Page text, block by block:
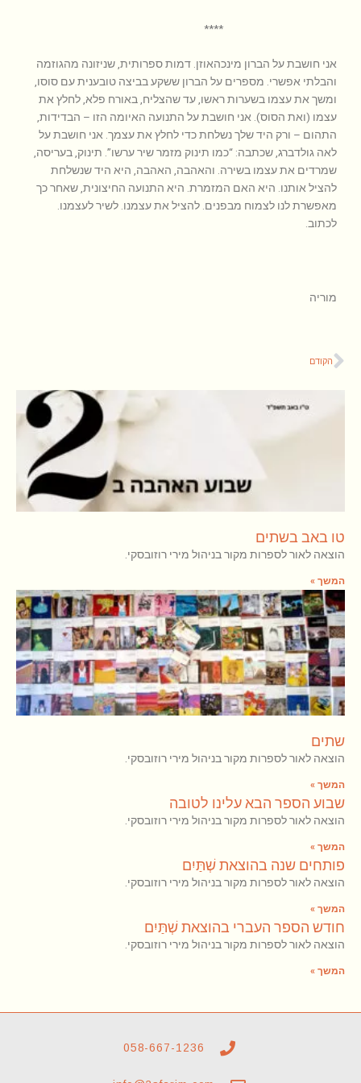
****
אני חושבת על הברון מינכהאוזן. דמות ספרותית, שניזונה מהגוזמה
והבלתי אפשרי. מספרים על הברון ששקע בביצה טובענית עם סוסו,
ומשך את עצמו בשערות ראשו, עד שהצליח, באורח פלא, לחלץ את
עצמו (ואת הסוס). אני חושבת על התנועה האיומה הזו – הבדידות,
התהום – ורק היד שלך נשלחת כדי לחלץ את עצמך. אני חושבת על
לאה גולדברג, שכתבה: “כמו תינוק מזמר שיר ערשו”. תינוק, בעריסה,
שמרדים את עצמו בשירה. והאהבה, האהבה, היא היד שנשלחת
להציל אותנו. היא האם המזמרת. היא התנועה החיצונית, שאחר כך
מאפשרת לנו לצמוח מבפנים. להציל את עצמנו. לשיר לעצמנו.
לכתוב.
מוריה
קודם
הקודם
טו באב בשתים
הוצאה לאור לספרות מקור בניהול מירי רוזובסקי.
המשך »
שתים
הוצאה לאור לספרות מקור בניהול מירי רוזובסקי.
המשך »
שבוע הספר הבא עלינו לטובה
הוצאה לאור לספרות מקור בניהול מירי רוזובסקי.
המשך »
פותחים שנה בהוצאת שְׁתַּיִם
הוצאה לאור לספרות מקור בניהול מירי רוזובסקי.
המשך »
חודש הספר העברי בהוצאת שְׁתַּיִם
הוצאה לאור לספרות מקור בניהול מירי רוזובסקי.
המשך »
058-667-1236